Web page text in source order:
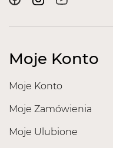
Moje Konto
Moje Konto
Moje Zamówienia
Moje Ulubione